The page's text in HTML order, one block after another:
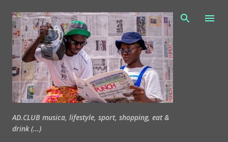
Passa ai contenuti principali
AD.CLUB musica, lifestyle, sport, shopping, eat &
drink (...)